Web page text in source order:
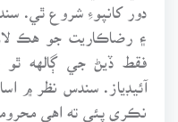
۽ رضاڪاريت جو هڪ
فقط ڏيڻ جي ڳالهه
آئيڊياز. سندس نظر ۾
نڪري پئي ته اهي